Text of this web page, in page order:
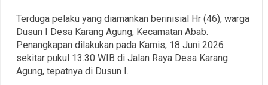
Terduga pelaku yang diamankan berinisial Hr (46), warga
Dusun I Desa Karang Agung, Kecamatan Abab.
Penangkapan dilakukan pada Kamis, 18 Juni 2026
sekitar pukul 13.30 WIB di Jalan Raya Desa Karang
Agung, tepatnya di Dusun I.